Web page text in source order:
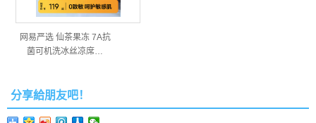
网易严选 仙茶果冻 7A抗
菌可机洗冰丝凉席…
分享給朋友吧！